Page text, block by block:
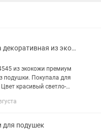
Наволочка декоративная из экокожи
из экокожи премиум
подушки. Покупала для
красивый светло-
Улугбека
для подушек